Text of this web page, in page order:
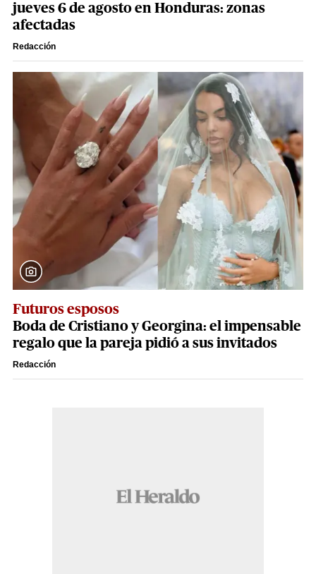
jueves 6 de agosto en Honduras: zonas
afectadas
Redacción
Futuros esposos
Boda de Cristiano y Georgina: el impensable
regalo que la pareja pidió a sus invitados
Redacción